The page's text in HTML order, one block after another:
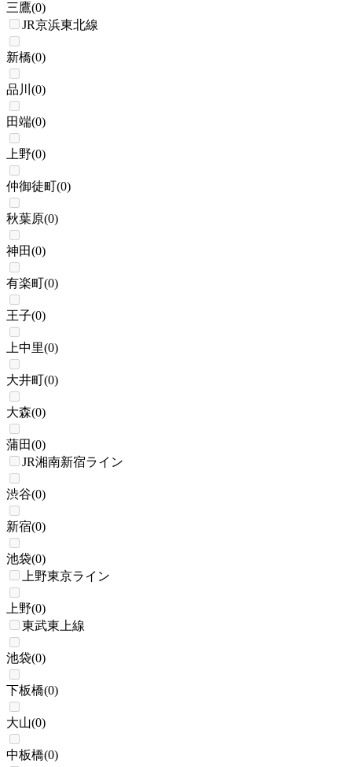
三鷹(0)
JR京浜東北線
新橋(0)
品川 (0)
田端(0)
上野(0)
仲御徒町(0)
秋葉原(0)
神田(0)
有楽町(0)
王子(0)
上中里(0)
大井町(0)
大森(0)
蒲田(0)
JR湘南新宿ライン
渋谷(0)
新宿(0)
池袋(0)
上野東京ライン
上野(0)
東武東上線
池袋(0)
下板橋(0)
大山(0)
中板橋(0)